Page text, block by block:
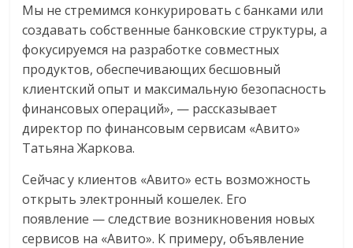
Мы не стремимся конкурировать с банками или
создавать собственные банковские структуры, а
фокусируемся на разработке совместных
продуктов, обеспечивающих бесшовный
клиентский опыт и максимальную безопасность
финансовых операций», — рассказывает
директор по финансовым сервисам «Авито»
Татьяна Жаркова.
Сейчас у клиентов «Авито» есть возможность
открыть электронный кошелек. Его
появление — следствие возникновения новых
сервисов на «Авито». К примеру, объявление